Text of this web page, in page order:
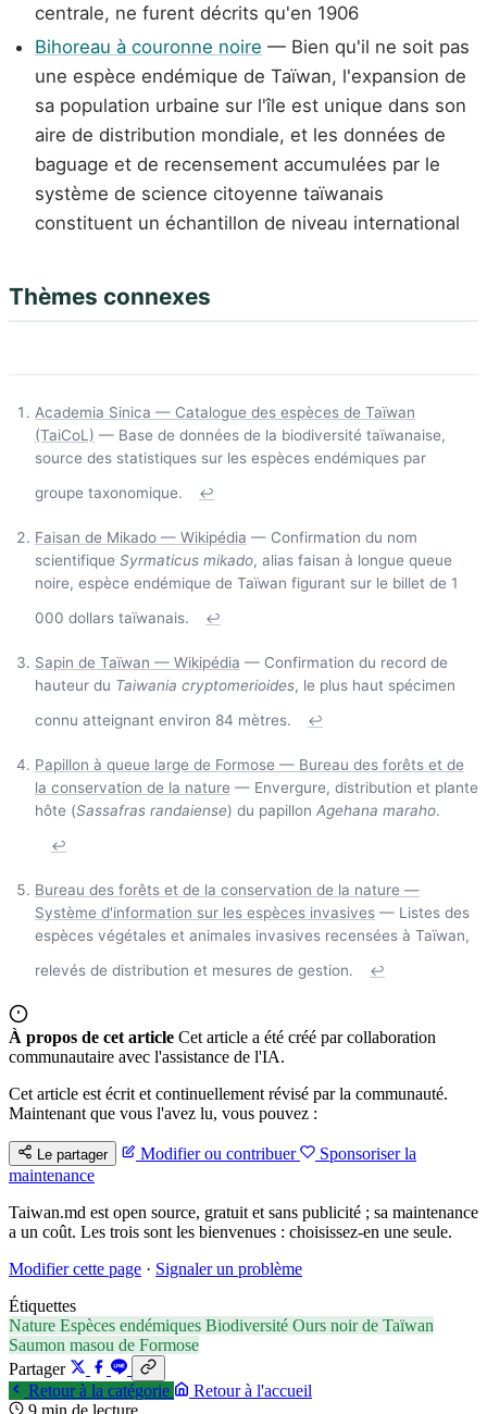
centrale, ne furent décrits qu'en 1906
Bihoreau à couronne noire — Bien qu'il ne soit pas
une espèce endémique de Taïwan, l'expansion de
sa population urbaine sur l'île est unique dans son
aire de distribution mondiale, et les données de
baguage et de recensement accumulées par le
système de science citoyenne taïwanais
constituent un échantillon de niveau international
Thèmes connexes
Academia Sinica — Catalogue des espèces de Taïwan
(TaiCoL) — Base de données de la biodiversité taïwanaise,
source des statistiques sur les espèces endémiques par
groupe taxonomique.
↩
Faisan de Mikado — Wikipédia — Confirmation du nom
scientifique Syrmaticus mikado, alias faisan à longue queue
noire, espèce endémique de Taïwan figurant sur le billet de 1
000 dollars taïwanais.
↩
Sapin de Taïwan — Wikipédia — Confirmation du record de
hauteur du Taiwania cryptomerioides, le plus haut spécimen
connu atteignant environ 84 mètres.
↩
Papillon à queue large de Formose — Bureau des forêts et de
la conservation de la nature — Envergure, distribution et plante
hôte (Sassafras randaiense) du papillon Agehana maraho.
↩
Bureau des forêts et de la conservation de la nature —
Système d'information sur les espèces invasives — Listes des
espèces végétales et animales invasives recensées à Taïwan,
relevés de distribution et mesures de gestion.
↩
À propos de cet article Cet article a été créé par collaboration
communautaire avec l'assistance de l'IA.
Cet article est écrit et continuellement révisé par la communauté.
Maintenant que vous l'avez lu, vous pouvez :
Le partager Modifier ou contribuer
Sponsoriser la
maintenance
Taiwan.md est open source, gratuit et sans publicité ; sa maintenance
a un coût. Les trois sont les bienvenues : choisissez-en une seule.
Modifier cette page · Signaler un problème
Étiquettes
Nature Espèces endémiques Biodiversité Ours noir de Taïwan
Saumon masou de Formose
Partager
Retour à la catégorie
Retour à l'accueil
9 min de lecture